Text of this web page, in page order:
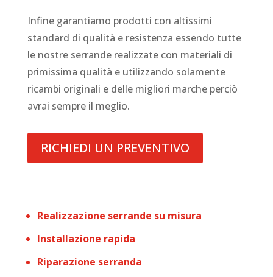
Infine garantiamo prodotti con altissimi
standard di qualità e resistenza essendo tutte
le nostre serrande realizzate con materiali di
primissima qualità e utilizzando solamente
ricambi originali e delle migliori marche perciò
avrai sempre il meglio.
RICHIEDI UN PREVENTIVO
Realizzazione serrande su misura
Installazione rapida
Riparazione serranda